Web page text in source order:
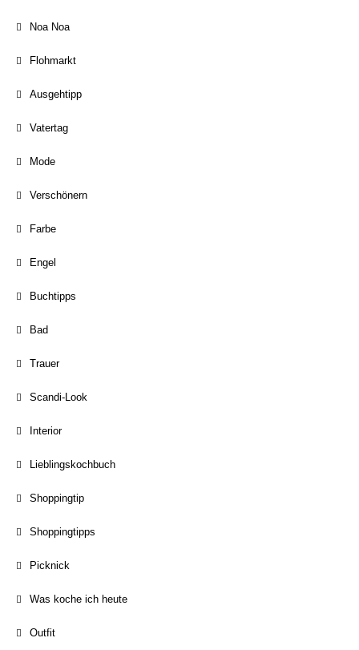
Noa Noa
Flohmarkt
Ausgehtipp
Vatertag
Mode
Verschönern
Farbe
Engel
Buchtipps
Bad
Trauer
Scandi-Look
Interior
Lieblingskochbuch
Shoppingtip
Shoppingtipps
Picknick
Was koche ich heute
Outfit